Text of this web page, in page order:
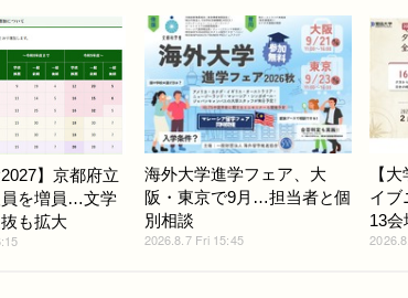
2027】京都府立
員を増員…文学
も拡大
海外大学進学フェア、大
阪・東京で9月…担当者と個
別相談
2026.8.7 Fri 15:45
【
イブ
13